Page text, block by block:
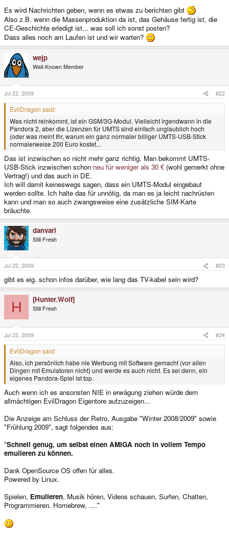
Es wird Nachrichten geben, wenn es etwas zu berichten gibt
Also z.B. wenn die Massenproduktion da ist, das Gehäuse fertig ist, die
CE-Geschichte erledigt ist... was soll ich sonst posten?
Dass alles noch am Laufen ist und wir warten?
wejp
Well-Known Member
Jul 22, 2009 #22
EvilDragon said:
Was nicht reinkommt, ist ein GSM/3G-Modul. Vielleicht irgendwann in die
Pandora 2, aber die Lizenzen für UMTS sind einfach unglaublich hoch
(oder was meint Ihr, warum ein ganz normaler billiger UMTS-USB-Stick
normalerweise 200 Euro kostet...
Das ist inzwischen so nicht mehr ganz richtig. Man bekommt UMTS-
USB-Stick inzwischen schon neu für weniger als 30 € (wohl gemerkt ohne
Vertrag!) und das auch in DE.
Ich will damit keineswegs sagen, dass ein UMTS-Modul eingebaut
werden sollte. Ich halte das für unnötig, da man es ja leicht nachrüsten
kann und man so auch zwangsweise eine zusätzliche SIM-Karte
bräuchte.
danvari
Still Fresh
Jul 22, 2009 #23
gibt es eig. schon infos darüber, wie lang das TV-kabel sein wird?
H [Hunter.Wolf]
Still Fresh
Jul 22, 2009 #24
EvilDragon said:
Also, ich persönlich habe nie Werbung mit Software gemacht (vor allen
Dingen mit Emulatoren nicht) und werde es auch nicht. Es sei denn, ein
eigenes Pandora-Spiel ist top.
Auch wenn ich es ansonsten NIE in erwägung ziehen würde dem
allmächtigen EvilDragon Eigentore aufzuzeigen...
Die Anzeige am Schluss der Retro, Ausgabe "Winter 2008/2009" sowie
"Frühlung 2009", sagt folgendes aus:
"Schnell genug, um selbst einen AMIGA noch in vollem Tempo
emulieren zu können.
Dank OpenSource OS offen für alles.
Powered by Linux.
Spielen, Emulieren, Musik hören, Videos schauen, Surfen, Chatten,
Programmieren. Homebrew, ...."